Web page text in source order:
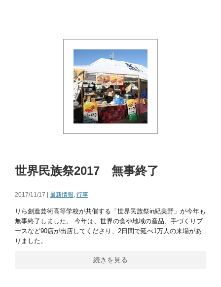
世界民族祭2017 無事終了
2017/11/17 | 最新情報, 行事
りら創造芸術高等学校が共催する「世界民族祭in紀美野」が今年も
無事終了しました。 今年は、世界の食や地域の産品、手づくりブ
ースなど90店が出店してくださり、2日間で延べ1万人の来場があ
りました。
続きを見る